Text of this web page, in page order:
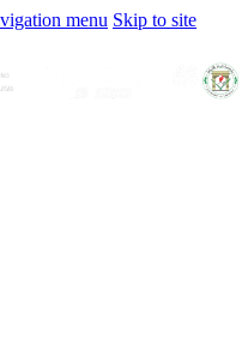
menu Skip to site